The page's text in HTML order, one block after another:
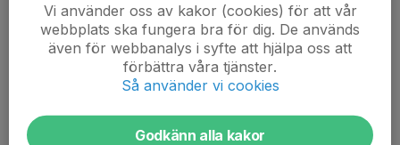
Vi använder oss av kakor (cookies) för att vår
webbplats ska fungera bra för dig. De används
även för webbanalys i syfte att hjälpa oss att
förbättra våra tjänster.
Så använder vi cookies
Godkänn alla kakor